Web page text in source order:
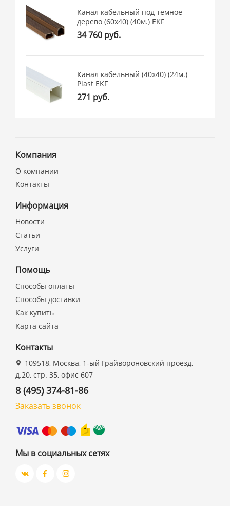
Канал кабельный под тёмное
дерево (60х40) (40м.) EKF
34 760 руб.
Канал кабельный (40х40) (24м.)
Plast EKF
271 руб.
Компания
О компании
Контакты
Информация
Новости
Статьи
Услуги
Помощь
Способы оплаты
Способы доставки
Как купить
Карта сайта
Контакты
109518, Москва, 1-ый Грайвороновский проезд,
д.20, стр. 35, офис 607
8 (495) 374-81-86
Заказать звонок
Мы в социальных сетях